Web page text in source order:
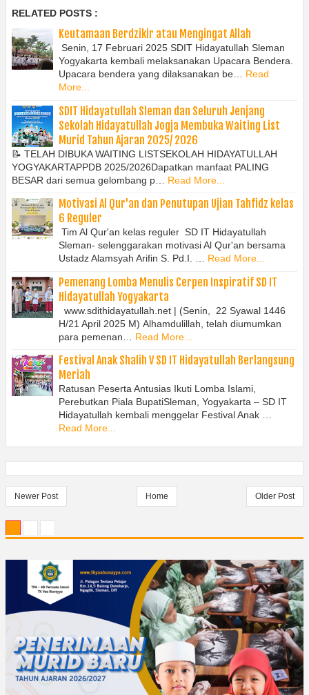
RELATED POSTS :
Keutamaan Berdzikir atau Mengingat Allah
Senin, 17 Februari 2025 SDIT Hidayatullah Sleman
Yogyakarta kembali melaksanakan Upacara Bendera.
Upacara bendera yang dilaksanakan be…
Read
More...
SDIT Hidayatullah Sleman dan Seluruh Jenjang
Sekolah Hidayatullah Jogja Membuka Waiting List
Murid Tahun Ajaran 2025/ 2026
📝 TELAH DIBUKA WAITING LISTSEKOLAH HIDAYATULLAH
YOGYAKARTAPPDB 2025/2026Dapatkan manfaat PALING
BESAR dari semua gelombang p…
Read More...
Motivasi Al Qur'an dan Penutupan Ujian Tahfidz kelas
6 Reguler
Tim Al Qur'an kelas reguler SD IT Hidayatullah
Sleman- selenggarakan motivasi Al Qur'an bersama
Ustadz Alamsyah Arifin S. Pd.I. …
Read More...
Pemenang Lomba Menulis Cerpen Inspiratif SD IT
Hidayatullah Yogyakarta
www.sdithidayatullah.net | (Senin, 22 Syawal 1446
H/21 April 2025 M) Alhamdulillah, telah diumumkan
para pemenan…
Read More...
Festival Anak Shalih V SD IT Hidayatullah Berlangsung
Meriah
Ratusan Peserta Antusias Ikuti Lomba Islami,
Perebutkan Piala BupatiSleman, Yogyakarta – SD IT
Hidayatullah kembali menggelar Festival Anak …
Read More...
Newer Post Older Post
Home